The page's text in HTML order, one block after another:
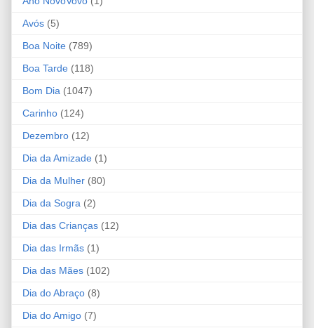
Avós (5)
Boa Noite (789)
Boa Tarde (118)
Bom Dia (1047)
Carinho (124)
Dezembro (12)
Dia da Amizade (1)
Dia da Mulher (80)
Dia da Sogra (2)
Dia das Crianças (12)
Dia das Irmãs (1)
Dia das Mães (102)
Dia do Abraço (8)
Dia do Amigo (7)